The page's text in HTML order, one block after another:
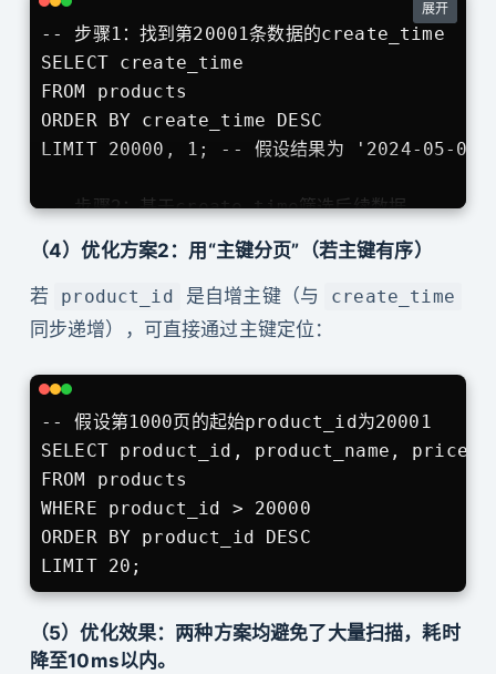
展开
-- 步骤1：找到第20001条数据的create_time
SELECT create_time
FROM products
ORDER BY create_time DESC
LIMIT 20000, 1; -- 假设结果为 '2024-05-01
-- 步骤2：基于create_time筛选后续数据
SELECT product_id, product_name, price
FROM products
WHERE create_time < '2024-05-01
ORDER BY create_time DESC
（4）优化方案2：用“主键分页”（若主键有序）
若 product_id 是自增主键（与 create_time
同步递增），可直接通过主键定位：
-- 假设第1000页的起始product_id为20001
SELECT product_id, product_name, price
FROM products
WHERE product_id > 20000
ORDER BY product_id DESC
LIMIT 20;
（5）优化效果：两种方案均避免了大量扫描，耗时
降至10ms以内。